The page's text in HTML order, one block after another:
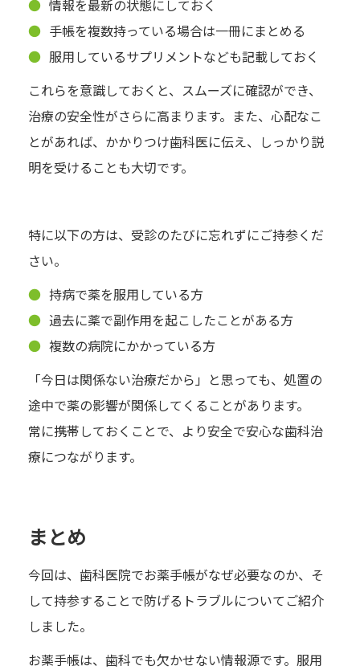
情報を最新の状態にしておく
手帳を複数持っている場合は一冊にまとめる
服用しているサプリメントなども記載しておく
これらを意識しておくと、スムーズに確認ができ、
治療の安全性がさらに高まります。また、心配なこ
とがあれば、かかりつけ歯科医に伝え、しっかり説
明を受けることも大切です。
特に以下の方は、受診のたびに忘れずにご持参くだ
さい。
持病で薬を服用している方
過去に薬で副作用を起こしたことがある方
複数の病院にかかっている方
「今日は関係ない治療だから」と思っても、処置の
途中で薬の影響が関係してくることがあります。
常に携帯しておくことで、より安全で安心な歯科治
療につながります。
まとめ
今回は、歯科医院でお薬手帳がなぜ必要なのか、そ
して持参することで防げるトラブルについてご紹介
しました。
お薬手帳は、歯科でも欠かせない情報源です。服用